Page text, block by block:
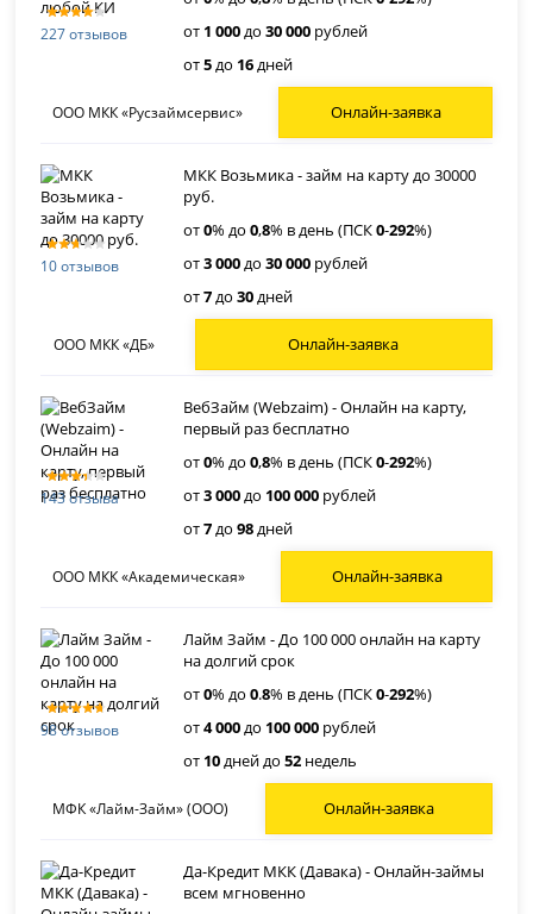
227 отзывов
от 1 000до30 000 рублей
от5до 16дней
ООО МКК «Русзаймсервис» Онлайн-заявка
10 отзывов
МКК Возьмика - займ на карту до 30000
руб.
от0% до0,8% в день (ПСК0-292%)
от3 000до30 000 рублей
от7до30дней
ООО МКК «ДБ» Онлайн-заявка
143 отзыва
ВебЗайм (Webzaim) - Онлайн на карту,
первый раз бесплатно
от0% до0,8% в день (ПСК0-292%)
от3 000до 100 000 рублей
от7до98дней
ООО МКК «Академическая» Онлайн-заявка
98 отзывов
Лайм Займ - До 100 000 онлайн на карту
на долгий срок
от0% до0.8% в день (ПСК0-292%)
от4 000до 100 000 рублей
от 10дней до52 недель
МФК «Лайм-Займ» (ООО) Онлайн-заявка
Да-Кредит МКК (Давака) - Онлайн-займы
всем мгновенно